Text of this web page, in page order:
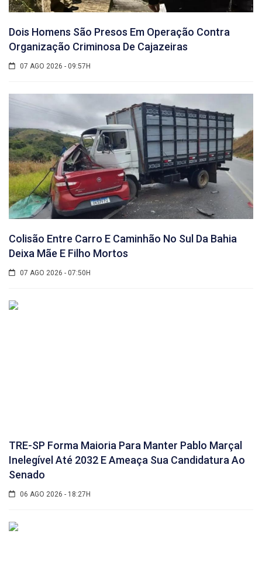
Dois Homens São Presos Em Operação Contra
Organização Criminosa De Cajazeiras
07 AGO 2026 - 09:57H
Colisão Entre Carro E Caminhão No Sul Da Bahia
Deixa Mãe E Filho Mortos
07 AGO 2026 - 07:50H
TRE-SP Forma Maioria Para Manter Pablo Marçal
Inelegível Até 2032 E Ameaça Sua Candidatura Ao
Senado
06 AGO 2026 - 18:27H